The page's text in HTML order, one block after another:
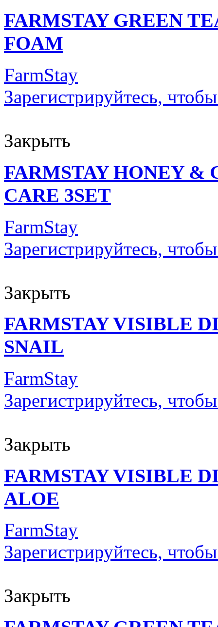
FARMSTAY GREEN
FOAM
FarmStay
Зарегистрируйтесь,
Закрыть
FARMSTAY HONEY &
CARE 3SET
FarmStay
Зарегистрируйтесь,
Закрыть
FARMSTAY VISIBLE
SNAIL
FarmStay
Зарегистрируйтесь,
Закрыть
FARMSTAY VISIBLE
ALOE
FarmStay
Зарегистрируйтесь,
Закрыть